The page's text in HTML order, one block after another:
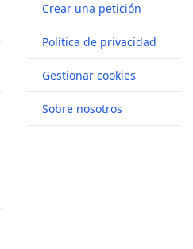
Crear una petición
Política de privacidad
Gestionar cookies
Sobre nosotros